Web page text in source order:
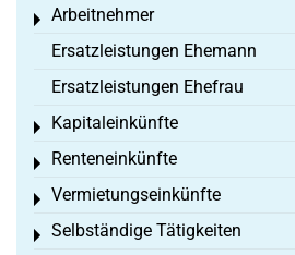
Arbeitnehmer
Toggle menu
Ersatzleistungen Ehemann
Ersatzleistungen Ehefrau
Kapitaleinkünfte
Toggle menu
Renteneinkünfte
Toggle menu
Vermietungseinkünfte
Toggle menu
Selbständige Tätigkeiten
Toggle menu